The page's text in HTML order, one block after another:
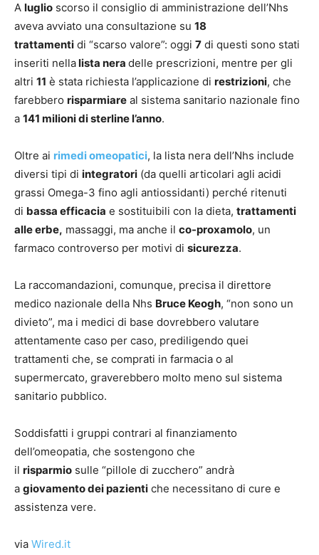
A luglio scorso il consiglio di amministrazione dell’Nhs
aveva avviato una consultazione su 18
trattamenti di “scarso valore”: oggi 7 di questi sono stati
inseriti nellalista nera delle prescrizioni, mentre per gli
altri 11 è stata richiesta l’applicazione di restrizioni, che
farebbero risparmiare al sistema sanitario nazionale fino
a 141 milioni di sterline l’anno.
Oltre ai rimedi omeopatici, la lista nera dell’Nhs include
diversi tipi di integratori (da quelli articolari agli acidi
grassi Omega-3 fino agli antiossidanti) perché ritenuti
di bassa efficacia e sostituibili con la dieta, trattamenti
alle erbe, massaggi, ma anche il co-proxamolo, un
farmaco controverso per motivi di sicurezza.
La raccomandazioni, comunque, precisa il direttore
medico nazionale della Nhs Bruce Keogh, “non sono un
divieto”, ma i medici di base dovrebbero valutare
attentamente caso per caso, prediligendo quei
trattamenti che, se comprati in farmacia o al
supermercato, graverebbero molto meno sul sistema
sanitario pubblico.
Soddisfatti i gruppi contrari al finanziamento
dell’omeopatia, che sostengono che
il risparmio sulle “pillole di zucchero” andrà
a giovamento dei pazienti che necessitano di cure e
assistenza vere.
via Wired.it